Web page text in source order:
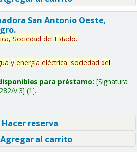
San Antonio Oeste,
Sociedad del Estado.
y energía eléctrica, sociedad del
para préstamo: Signatura
v.3 (1).
Hacer reserva
al carrito